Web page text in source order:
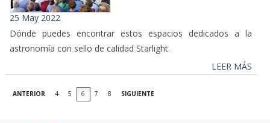
25 May 2022
Dónde puedes encontrar estos espacios dedicados a la
astronomía con sello de calidad Starlight.
LEER MÁS
ANTERIOR 4 5 6 7 8 SIGUIENTE